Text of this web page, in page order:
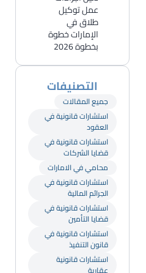
عمل توكيل
طلاق في
الإمارات خطوة
بخطوة 2026
التصنيفات
جميع المقالات
استشارات قانونية في
العقود
استشارات قانونية في
قضايا الشركات
محامي في الامارات
استشارات قانونية في
الجرائم المالية
استشارات قانونية في
قضايا التأمين
استشارات قانونية في
قانون التنفيذ
استشارات قانونية